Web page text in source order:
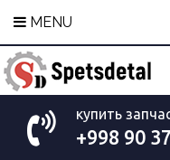
MENU
купить
+998 90